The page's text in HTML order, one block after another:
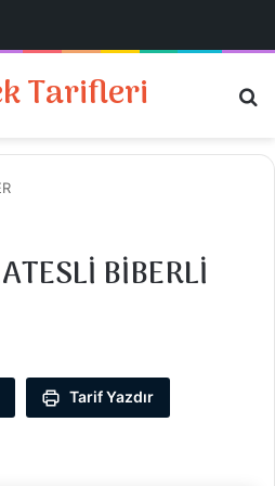
Tarifleri
BİBERLİ
Tarif Yazdır